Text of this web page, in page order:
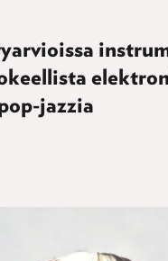
jazzia